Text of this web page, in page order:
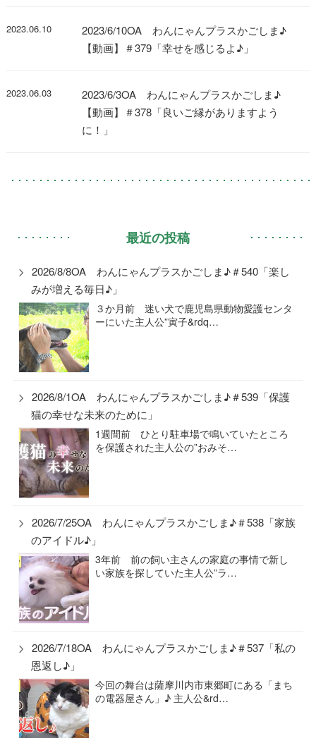
2023.06.10
2023/6/10OA わんにゃんプラスかごしま♪
【動画】＃379「幸せを感じるよ♪」
2023.06.03
2023/6/3OA わんにゃんプラスかごしま♪
【動画】＃378「良いご縁がありますよう
に！」
最近の投稿
2026/8/8OA わんにゃんプラスかごしま♪＃540「楽し
みが増える毎日♪」
３か月前 迷い犬で鹿児島県動物愛護センタ
ーにいた主人公”寅子&rdq…
2026/8/1OA わんにゃんプラスかごしま♪＃539「保護
猫の幸せな未来のために」
1週間前 ひとり駐車場で鳴いていたところ
を保護された主人公の”おみそ…
2026/7/25OA わんにゃんプラスかごしま♪＃538「家族
のアイドル♪」
3年前 前の飼い主さんの家庭の事情で新し
い家族を探していた主人公”ラ…
2026/7/18OA わんにゃんプラスかごしま♪＃537「私の
恩返し♪」
今回の舞台は薩摩川内市東郷町にある「まち
の電器屋さん」♪ 主人公&rd…